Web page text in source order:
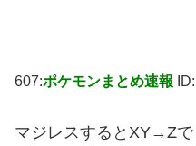
607:ポケモンまとめ速報
マジレスするとXY→Z